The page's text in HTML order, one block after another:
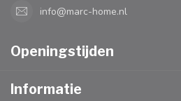
info@marc-home.nl
Openingstijden
Informatie